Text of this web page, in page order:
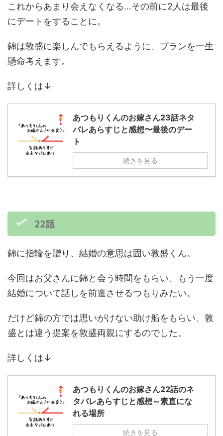
これからあまり会えなくなる…その前に2人は最後
にデートをすることに。
錦は敦盛に楽しんでもらえるように、プランを一生
懸命考えます。
詳しくは↓
あつもりくんのお嫁さん23話ネタ
バレあらすじと感想〜最後のデー
ト
続きを見る
22話
錦に指輪を贈り、結婚の意思は固い敦盛くん。
今回はお父さんに錦と会う時間をもらい、もう一度
結婚について話しを前進させるつもりみたい。
だけど錦の方では思いがけない助け船をもらい、敦
盛とは違う提案を敦盛両親にするのでした。
詳しくは↓
あつもりくんのお嫁さん22話のネ
タバレあらすじと感想～素直にな
れる場所
続きを見る